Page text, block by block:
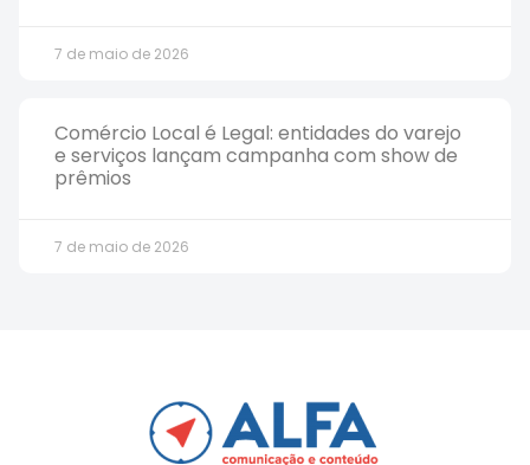
7 de maio de 2026
Comércio Local é Legal: entidades do varejo
e serviços lançam campanha com show de
prêmios
7 de maio de 2026